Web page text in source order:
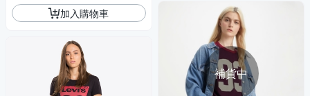
加入購物車
補貨中